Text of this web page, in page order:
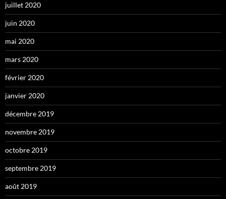
juillet 2020
juin 2020
mai 2020
mars 2020
février 2020
janvier 2020
décembre 2019
novembre 2019
octobre 2019
septembre 2019
août 2019